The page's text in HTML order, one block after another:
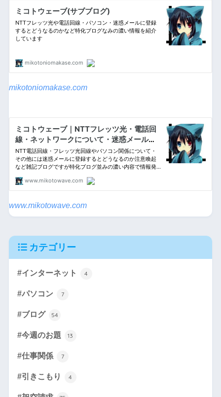
mikotoniomakase.com
www.mikotowave.com
カテゴリー
#インターネット 4
#パソコン 7
#ブログ 54
#今週のお題 13
#仕事関係 7
#引きこもり 4